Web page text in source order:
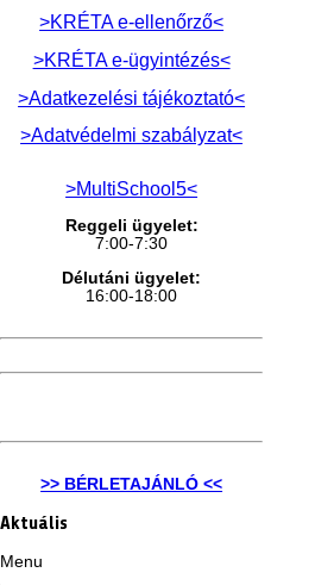
>KRÉTA e-ellenőrző<
>KRÉTA e-ügyintézés<
>Adatkezelési tájékoztató<
>Adatvédelmi szabályzat<
>MultiSchool5<
Reggeli ügyelet:
7:00-7:30
Délutáni ügyelet:
16:00-18:00
>> BÉRLETAJÁNLÓ <<
Aktuális
Menu